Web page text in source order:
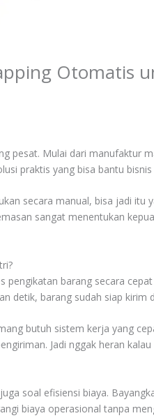
pesat. Mulai dari manufaktur
praktis yang bisa bantu
secara manual, bisa jadi
sangat menentukan
barang secara
detik, barang sudah siap kirim
butuh sistem kerja yang
Jadi nggak heran
soal efisiensi biaya.
biaya operasional tanpa